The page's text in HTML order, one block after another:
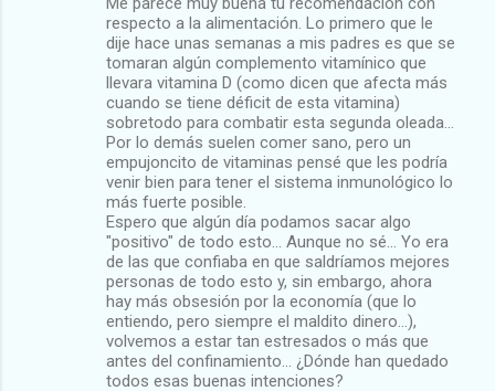
respecto a la alimentación. Lo primero que le
dije hace unas semanas a mis padres es que se
tomaran algún complemento vitamínico que
llevara vitamina D (como dicen que afecta más
cuando se tiene déficit de esta vitamina)
sobretodo para combatir esta segunda oleada...
Por lo demás suelen comer sano, pero un
empujoncito de vitaminas pensé que les podría
venir bien para tener el sistema inmunológico lo
más fuerte posible.
Espero que algún día podamos sacar algo
"positivo" de todo esto... Aunque no sé... Yo era
de las que confiaba en que saldríamos mejores
personas de todo esto y, sin embargo, ahora
hay más obsesión por la economía (que lo
entiendo, pero siempre el maldito dinero...),
volvemos a estar tan estresados o más que
antes del confinamiento... ¿Dónde han quedado
todos esas buenas intenciones?